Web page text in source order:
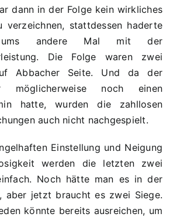
dann in der Folge kein wirkliches
verzeichnen, stattdessen haderte
andere Mal mit der
Die Folge waren zwei
Abbacher Seite. Und da der
möglicherweise noch einen
hatte, wurden die zahllosen
auch nicht nachgespielt.
Einstellung und Neigung
werden die letzten zwei
Noch hätte man es in der
aber jetzt braucht es zwei Siege.
könnte bereits ausreichen, um